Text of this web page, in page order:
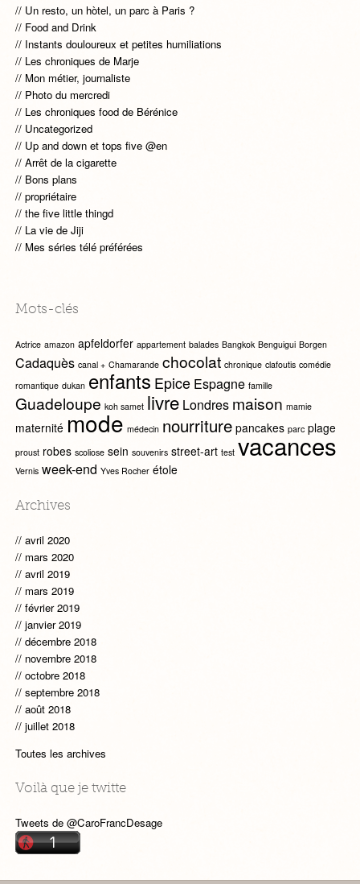
Un resto, un hòtel, un parc à Paris ?
Food and Drink
Instants douloureux et petites humiliations
Les chroniques de Marje
Mon métier, journaliste
Photo du mercredi
Les chroniques food de Bérénice
Uncategorized
Up and down et tops five @en
Arrêt de la cigarette
Bons plans
propriétaire
the five little thingd
La vie de Jiji
Mes séries télé préférées
Mots-clés
Actrice amazon apfeldorfer appartement balades Bangkok Benguigui Borgen
Cadaquès canal + Chamarande chocolat chronique clafoutis comédie
romantique dukan enfants Epice Espagne famille
Guadeloupe koh samet livre Londres maison mamie
maternité mode médecin nourriture pancakes parc plage
proust robes scoliose sein souvenirs street-art test vacances
Vernis week-end Yves Rocher étole
Archives
avril 2020
mars 2020
avril 2019
mars 2019
février 2019
janvier 2019
décembre 2018
novembre 2018
octobre 2018
septembre 2018
août 2018
juillet 2018
Toutes les archives
Voilà que je twitte
Tweets de @CaroFrancDesage